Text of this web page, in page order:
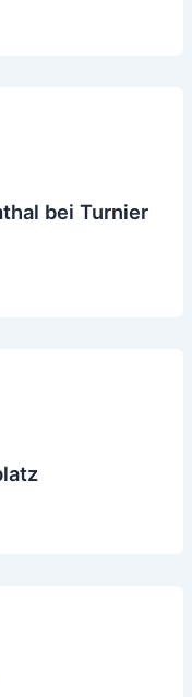
bei Turnier